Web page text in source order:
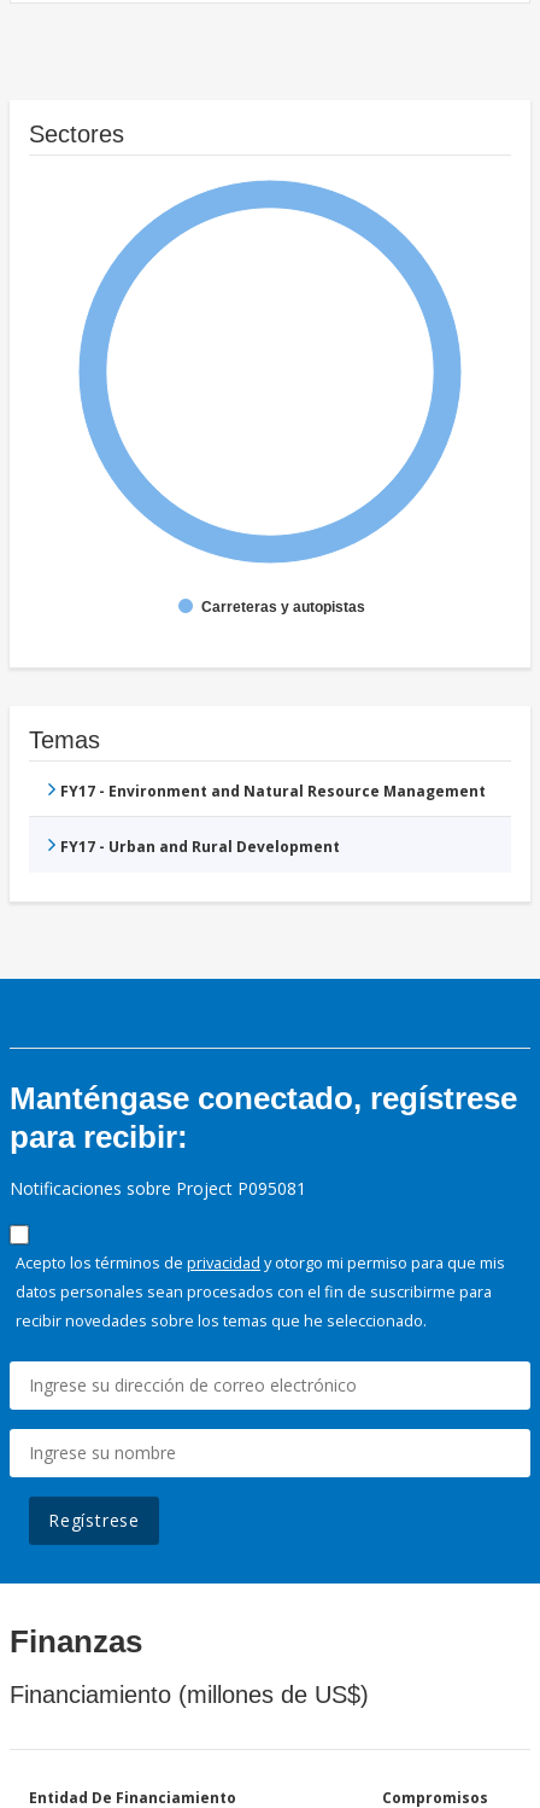
Sectores
Carreteras y autopistas
Temas
FY17 - Environment and Natural Resource Management
FY17 - Urban and Rural Development
Manténgase conectado, regístrese
para recibir:
Notificaciones sobre Project P095081
Acepto los términos de privacidad y otorgo mi permiso para que mis
datos personales sean procesados con el fin de suscribirme para
recibir novedades sobre los temas que he seleccionado.
Regístrese
Finanzas
Financiamiento (millones de US$)
Entidad De Financiamiento Compromisos